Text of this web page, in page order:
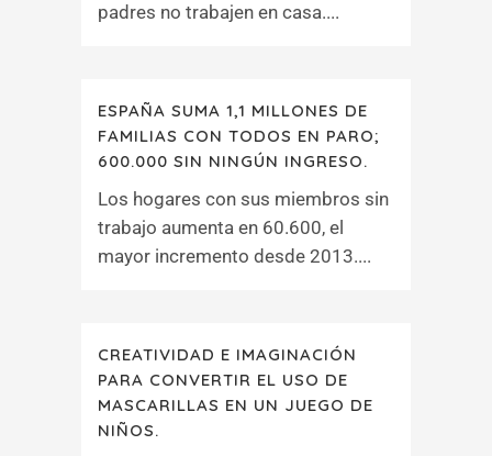
padres no trabajen en casa....
ESPAÑA SUMA 1,1 MILLONES DE
FAMILIAS CON TODOS EN PARO;
600.000 SIN NINGÚN INGRESO.
Los hogares con sus miembros sin
trabajo aumenta en 60.600, el
mayor incremento desde 2013....
CREATIVIDAD E IMAGINACIÓN
PARA CONVERTIR EL USO DE
MASCARILLAS EN UN JUEGO DE
NIÑOS.